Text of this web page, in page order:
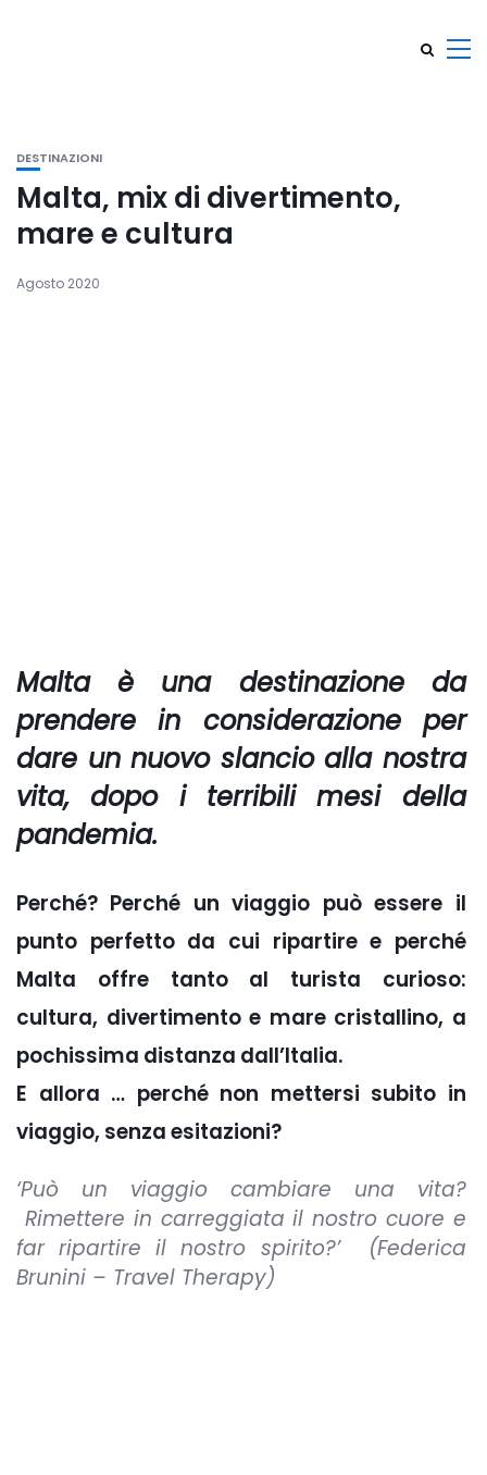
DESTINAZIONI
Malta, mix di divertimento,
mare e cultura
Agosto 2020
Malta è una destinazione da
prendere in considerazione per
dare un nuovo slancio alla nostra
vita, dopo i terribili mesi della
pandemia.
Perché? Perché un viaggio può essere il
punto perfetto da cui ripartire e perché
Malta offre tanto al turista curioso:
cultura, divertimento e mare cristallino, a
pochissima distanza dall’Italia.
E allora … perché non mettersi subito in
viaggio, senza esitazioni?
‘Può un viaggio cambiare una vita?
Rimettere in carreggiata il nostro cuore e
far ripartire il nostro spirito?’ (Federica
Brunini – Travel Therapy)